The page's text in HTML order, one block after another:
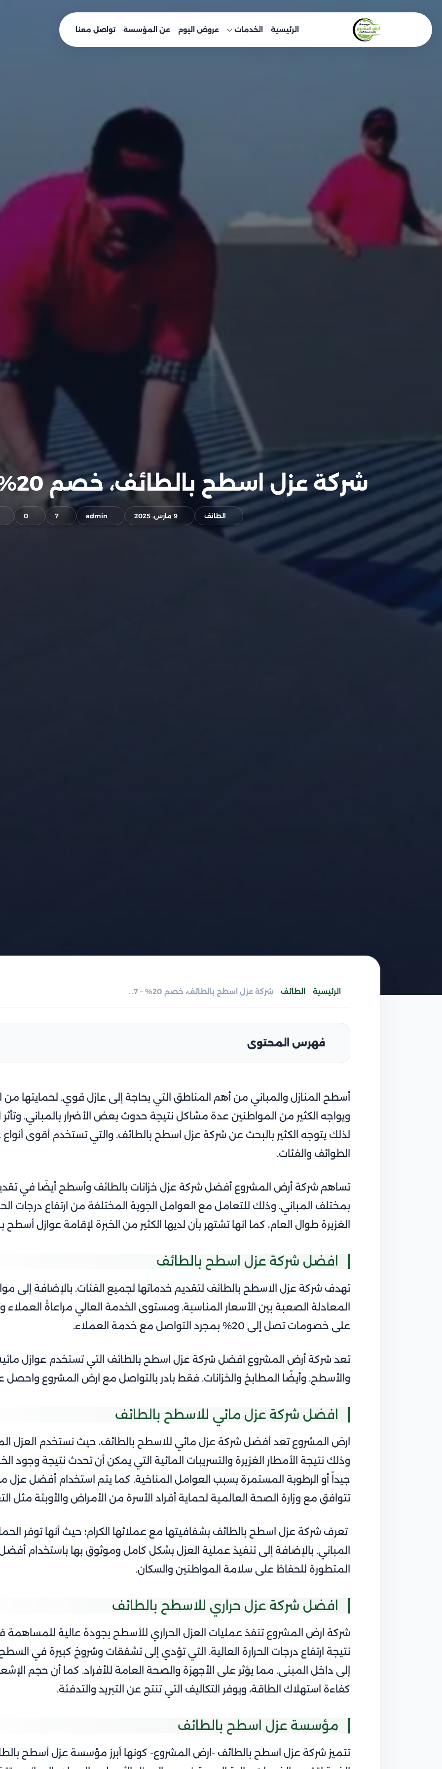
المحتوى
الرئيسية الخدمات عروض اليوم عن المؤسسة تواصل معنا
شركة عزل اسطح بالطائف، خصم 20% – 0555717947
الطائف 9 مارس، 2025 admin
7
0
الرئيسية الطائف شركة عزل اسطح بالطائف، خصم 20% – 0555717947
فهرس المحتوى
أسطح المنازل والمباني من أهم المناطق التي بحاجة إلى عازل قوي. لحمايتها من
ويواجه الكثير من المواطنين عدة مشاكل نتيجة حدوث بعض الأضرار بالمباني. وتأثر
لذلك يتوجه الكثير بالبحث عن شركة عزل اسطح بالطائف. والتي تستخدم أقوى
الطوائف والفئات.
تساهم شركة أرض المشروع أفضل شركة عزل خزانات بالطائف وأسطح أيضَا في
بمختلف المباني. وذلك للتعامل مع العوامل الجوية المختلفة من ارتفاع درجات
الغزيرة طوال العام، كما انها تشتهر بأن لديها الكثير من الخبرة لإقامة عوازل
افضل شركة عزل اسطح بالطائف
تهدف شركة عزل الاسطح بالطائف لتقديم خدماتها لجميع الفئات. بالإضافة إلى
المعادلة الصعبة بين الأسعار المناسبة. ومستوى الخدمة العالي مراعاةً العملاء
على خصومات تصل إلى 20% بمجرد التواصل مع خدمة العملاء.
تعد شركة أرض المشروع افضل شركة عزل اسطح بالطائف التي تستخدم عوازل
والأسطح. وأيضًا المطابخ والخزانات. فقط بادر بالتواصل مع ارض المشروع واحصل
افضل شركة عزل مائي للاسطح بالطائف
ارض المشروع تعد أفضل شركة عزل مائي للاسطح بالطائف، حيث نستخدم العزل
وذلك نتيجة الأمطار الغزيرة والتسريبات المائية التي يمكن أن تحدث نتيجة وجود
جيداً أو الرطوبة المستمرة بسبب العوامل المناخية. كما يتم استخدام أفضل عزل
تتوافق مع وزارة الصحة العالمية لحماية أفراد الأسرة من الأمراض والأوبئة مثل
تعرف شركة عزل اسطح بالطائف بشفافيتها مع عملائها الكرام؛ حيث أنها توفر
المباني. بالإضافة إلى تنفيذ عملية العزل بشكل كامل وموثوق بها باستخدام أفضل
المتطورة للحفاظ على سلامة المواطنين والسكان.
افضل شركة عزل حراري للاسطح بالطائف
شركة ارض المشروع تنفذ عمليات العزل الحراري للأسطح بجودة عالية
نتيجة ارتفاع درجات الحرارة العالية. التي تؤدي إلى تشققات وشروخ كبيرة في
إلى داخل المبنى. مما يؤثر على الأجهزة والصحة العامة للأفراد. كما أن حجم
كفاءة استهلاك الطاقة، ويوفر التكاليف التي تنتج عن التبريد والتدفئة.
مؤسسة عزل اسطح بالطائف
تتميز شركة عزل اسطح بالطائف -ارض المشروع- كونها أبرز مؤسسة عزل أسطح